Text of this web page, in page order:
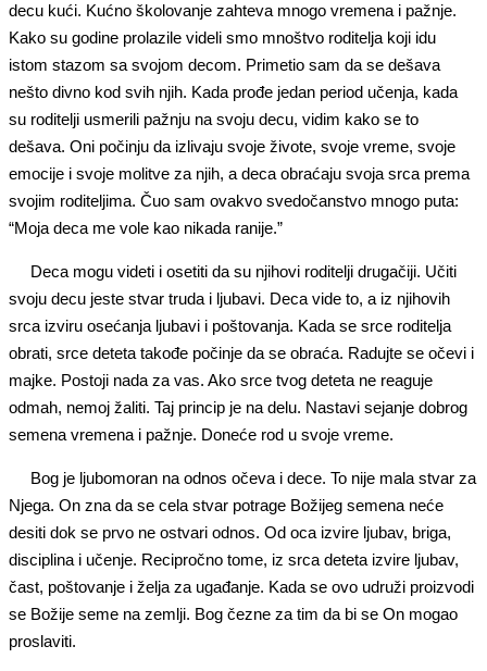
decu kući. Kućno školovanje zahteva mnogo vremena i pažnje.
Kako su godine prolazile videli smo mnoštvo roditelja koji idu
istom stazom sa svojom decom. Primetio sam da se dešava
nešto divno kod svih njih. Kada prođe jedan period učenja, kada
su roditelji usmerili pažnju na svoju decu, vidim kako se to
dešava. Oni počinju da izlivaju svoje živote, svoje vreme, svoje
emocije i svoje molitve za njih, a deca obraćaju svoja srca prema
svojim roditeljima. Čuo sam ovakvo svedočanstvo mnogo puta:
“Moja deca me vole kao nikada ranije.”
Deca mogu videti i osetiti da su njihovi roditelji drugačiji. Učiti
svoju decu jeste stvar truda i ljubavi. Deca vide to, a iz njihovih
srca izviru osećanja ljubavi i poštovanja. Kada se srce roditelja
obrati, srce deteta takođe počinje da se obraća. Radujte se očevi i
majke. Postoji nada za vas. Ako srce tvog deteta ne reaguje
odmah, nemoj žaliti. Taj princip je na delu. Nastavi sejanje dobrog
semena vremena i pažnje. Doneće rod u svoje vreme.
Bog je ljubomoran na odnos očeva i dece. To nije mala stvar za
Njega. On zna da se cela stvar potrage Božijeg semena neće
desiti dok se prvo ne ostvari odnos. Od oca izvire ljubav, briga,
disciplina i učenje. Recipročno tome, iz srca deteta izvire ljubav,
čast, poštovanje i želja za ugađanje. Kada se ovo udruži proizvodi
se Božije seme na zemlji. Bog čezne za tim da bi se On mogao
proslaviti.